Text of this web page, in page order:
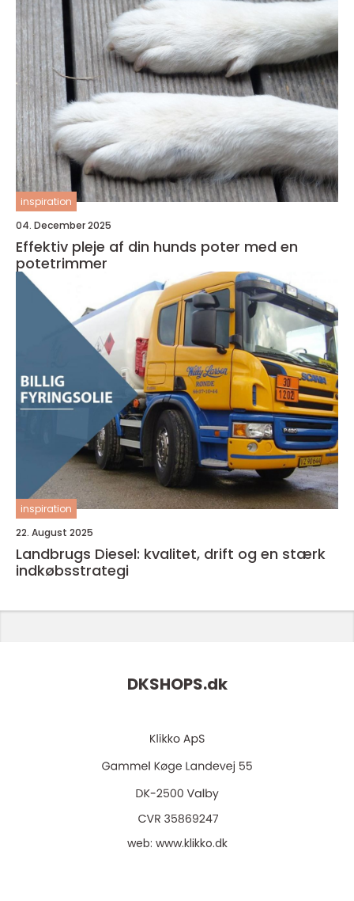
inspiration
04. December 2025
Effektiv pleje af din hunds poter med en
potetrimmer
inspiration
22. August 2025
Landbrugs Diesel: kvalitet, drift og en stærk
indkøbsstrategi
DKSHOPS.dk
web: www.klikko.dk